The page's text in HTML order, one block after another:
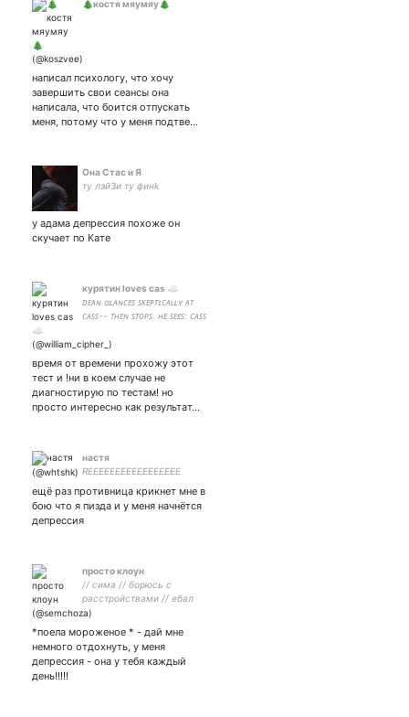
🎄костя мяумяу🎄
написал психологу, что хочу
завершить свои сеансы она
написала, что боится отпускать
меня, потому что у меня подтве…
Она Стас и Я
ту лэй3и ту финk
у адама депрессия похоже он
скучает по Кате
курятин loves cas ☁️
ᴅᴇᴀɴ ɢʟᴀɴᴄᴇꜱ ꜱᴋᴇᴘᴛɪᴄᴀʟʟʏ ᴀᴛ
ᴄᴀꜱꜱ-- ᴛʜᴇɴ ꜱᴛᴏᴘꜱ. ʜᴇ ꜱᴇᴇꜱ: ᴄᴀꜱꜱ
бро-АУтсайдер 🖤
время от времени прохожу этот
тест и !ни в коем случае не
диагностирую по тестам! но
просто интересно как результат…
настя
REEEEEEEEEEEEEEEEE
ещё раз противница крикнет мне в
бою что я пизда и у меня начнётся
депрессия
просто клоун
// сима // борюсь с
расстройствами // ебал
меня этот мир// люблю
давайте обсуждать чего-
нибудь //
*поела мороженое * - дай мне
немного отдохнуть, у меня
депрессия - она у тебя каждый
день!!!!!